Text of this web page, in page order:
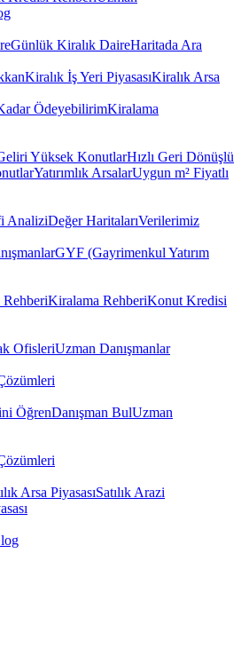
Günlük Kiralık DaireHaritada Ara
Kiralık İş Yeri PiyasasıKiralık Arsa
ÖdeyebilirimKiralama
Yüksek KonutlarHızlı Geri Dönüşlü
Yatırımlık ArsalarUygun m² Fiyatlı
AnaliziDeğer HaritalarıVerilerimiz
GYF (Gayrimenkul Yatırım
RehberiKiralama RehberiKonut Kredisi
OfisleriUzman Danışmanlar
ÖğrenDanışman BulUzman
Arsa PiyasasıSatılık Arazi